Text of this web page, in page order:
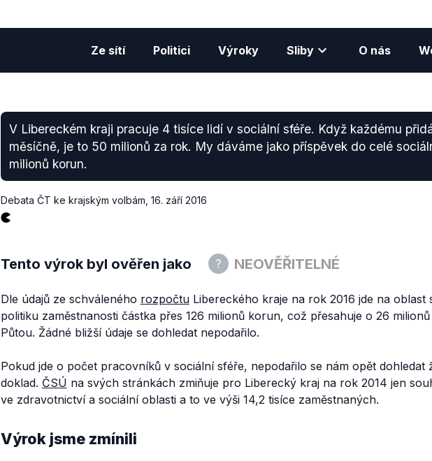
Ze sítí Politici Výroky Sliby O nás
V Libereckém kraji pracuje 4 tisíce lidí v sociální sféře. Když každému
měsíčně, je to 50 milionů za rok. My dáváme jako příspěvek do celé
milionů korun.
Debata ČT ke krajským volbám 16. září 2016
Tento výrok byl ověřen jako NEOVĚŘITELNÉ
Dle údajů ze schváleného rozpočtuLibereckého kraje na rok 2016 jde na oblast
politiku zaměstnanosti částka přes 126 milionů korun, což přesahuje o 26
Půtou. Žádné bližší údaje se dohledat nepodařilo.
Pokud jde o počet pracovníků v sociální sféře, nepodařilo se nám opět dohledat
doklad. ČSÚ na svých stránkách zmiňuje pro Liberecký kraj na rok 2014 jen
ve zdravotnictví a sociální oblasti a to ve výši 14,2 tisíce zaměstnaných.
Výrok jsme zmínili